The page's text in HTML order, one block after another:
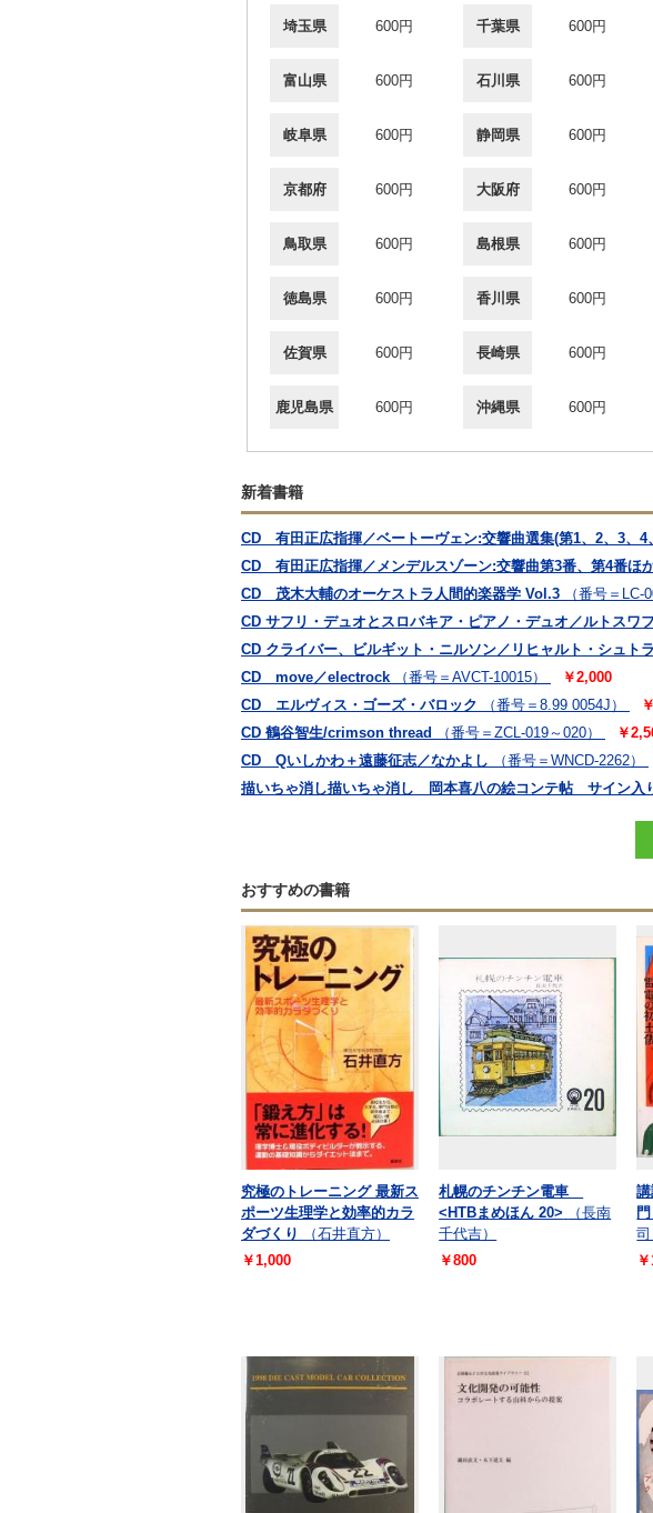
埼玉県 600円 千葉県 600円
富山県 600円 石川県 600円
岐阜県 600円 静岡県 600円
京都府 600円 大阪府 600円
鳥取県 600円 島根県 600円
徳島県 600円 香川県 600円
佐賀県 600円 長崎県 600円
鹿児島県 600円 沖縄県 600円
新着書籍
CD 有田正広指揮／ベートーヴェン:交響曲選集(第1、2、3、
CD 有田正広指揮／メンデルスゾーン:交響曲第3番、第4番ほ
CD 茂木大輔のオーケストラ人間的楽器学 Vol.3
（番号＝LC-
CD サフリ・デュオとスロバキア・ピアノ・デュオ／ルトスワ
CD クライバー、ビルギット・ニルソン／リヒャルト・シュ
CD move／electrock
（番号＝AVCT-10015）
￥2,000
CD エルヴィス・ゴーズ・バロック
（番号＝8.99 0054J）
CD 鶴谷智生/crimson thread
（番号＝ZCL-019～020）
￥
CD Qいしかわ＋遠藤征志／なかよし
（番号＝WNCD-2262）
描いちゃ消し描いちゃ消し 岡本喜八の絵コンテ帖 サイン入
おすすめの書籍
究極のトレーニング 最新ス
ポーツ生理学と効率的カラ
ダづくり
（石井直方）
￥1,000
札幌のチンチン電車
<HTBまめほん 20>
（長南
千代吉）
￥800